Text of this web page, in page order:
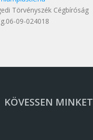
Törvényszék Cégbíróság
09-024018
KÖVESSEN MINKET